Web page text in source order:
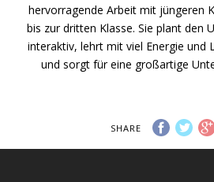
hervorragende Arbeit mit jüngeren
bis zur dritten Klasse. Sie plant den
interaktiv, lehrt mit viel Energie und
und sorgt für eine großartige
SHARE